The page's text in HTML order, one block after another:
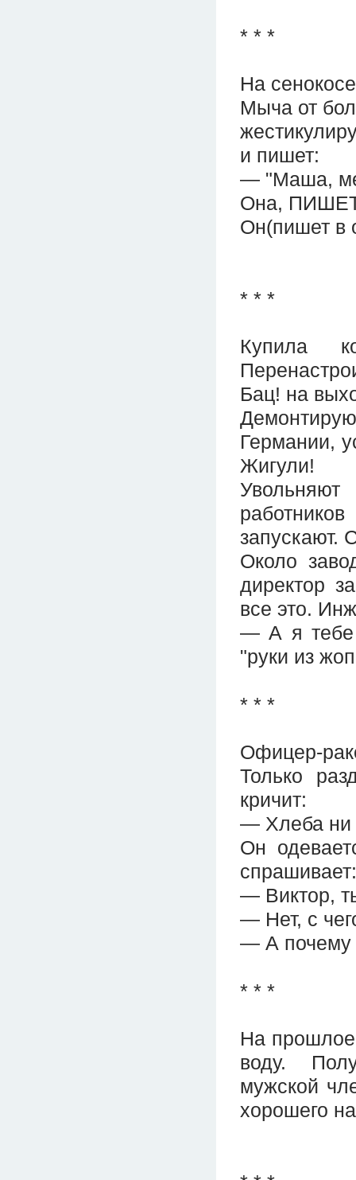
* * *
На
Мыча от
и пишет:
— "Маша,
Она,
Он(пишет в
* * *
Купила
Бац! на
Германии,
Жигули!
Около
директор
все это.
— А я тебе
"руки из
* * *
Офицер-
Только
кричит:
— Хлеба ни
Он
спрашивает:
— Виктор,
— Нет, с
— А почему
* * *
На прошлое
воду.
мужской
хорошего